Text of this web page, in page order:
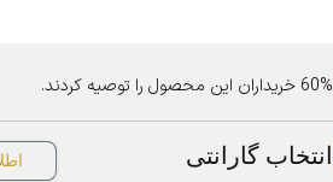
60% خریداران این محصول را توصیه کردند.
انتخاب گارانتی